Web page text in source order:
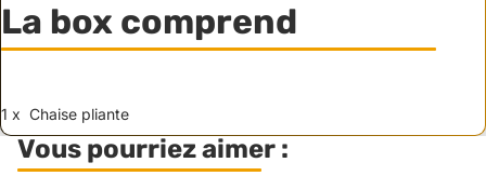
La box comprend
1 x Chaise pliante
Vous pourriez aimer :